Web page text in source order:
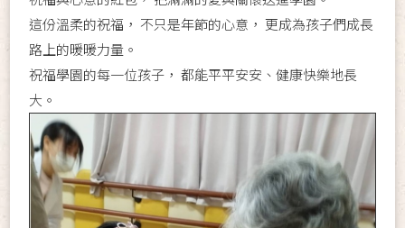
這份溫柔的祝福， 不只是年節的心意， 更成為孩子們成長
路上的暖暖力量。
祝福學園的每一位孩子， 都能平平安安、健康快樂地長
大。